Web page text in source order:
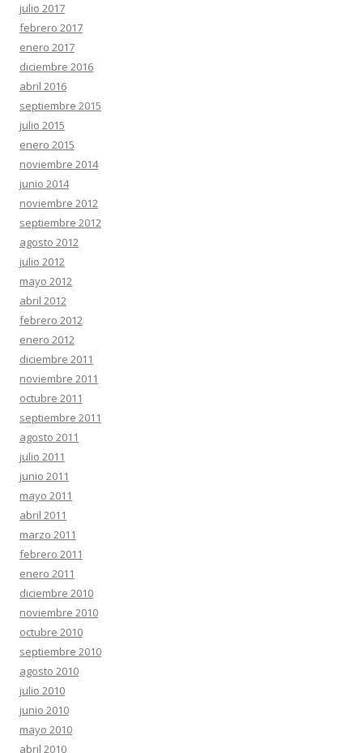
julio 2017
febrero 2017
enero 2017
diciembre 2016
abril 2016
septiembre 2015
julio 2015
enero 2015
noviembre 2014
junio 2014
noviembre 2012
septiembre 2012
agosto 2012
julio 2012
mayo 2012
abril 2012
febrero 2012
enero 2012
diciembre 2011
noviembre 2011
octubre 2011
septiembre 2011
agosto 2011
julio 2011
junio 2011
mayo 2011
abril 2011
marzo 2011
febrero 2011
enero 2011
diciembre 2010
noviembre 2010
octubre 2010
septiembre 2010
agosto 2010
julio 2010
junio 2010
mayo 2010
abril 2010